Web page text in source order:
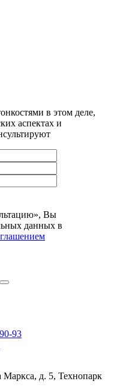
в этом деле,
аспектах и
Вы
данных в
93
Маркса, д. 5, Технопарк